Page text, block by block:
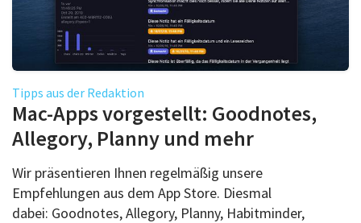
Tipps aus der Redaktion
Mac-Apps vorgestellt: Goodnotes,
Allegory, Planny und mehr
Wir präsentieren Ihnen regelmäßig unsere
Empfehlungen aus dem App Store. Diesmal
dabei: Goodnotes, Allegory, Planny, Habitminder,